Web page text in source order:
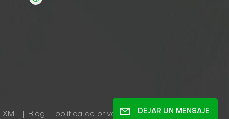
XML Blog política de privacidad DEJAR UN MENSAJE